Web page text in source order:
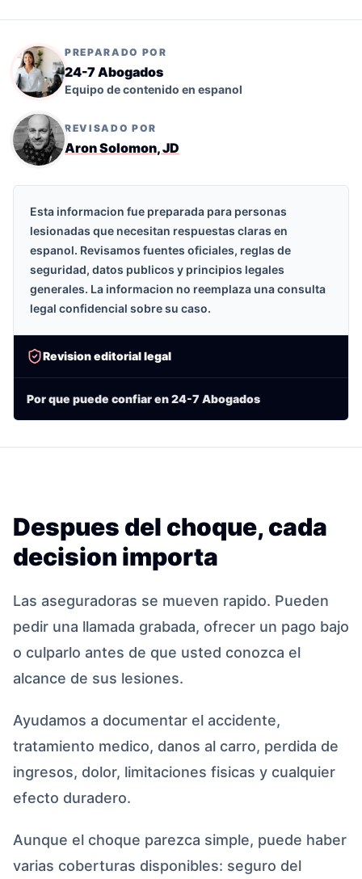
PREPARADO POR
24-7 Abogados
Equipo de contenido en espanol
REVISADO POR
Aron Solomon, JD
Esta informacion fue preparada para personas
lesionadas que necesitan respuestas claras en
espanol. Revisamos fuentes oficiales, reglas de
seguridad, datos publicos y principios legales
generales. La informacion no reemplaza una consulta
legal confidencial sobre su caso.
Revision editorial legal
Por que puede confiar en 24-7 Abogados
Despues del choque, cada
decision importa
Las aseguradoras se mueven rapido. Pueden
pedir una llamada grabada, ofrecer un pago bajo
o culparlo antes de que usted conozca el
alcance de sus lesiones.
Ayudamos a documentar el accidente,
tratamiento medico, danos al carro, perdida de
ingresos, dolor, limitaciones fisicas y cualquier
efecto duradero.
Aunque el choque parezca simple, puede haber
varias coberturas disponibles: seguro del